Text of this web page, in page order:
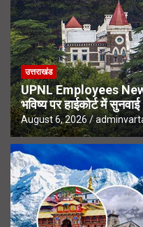
उत्तराखंड
UPNL Employees
भविष्य पर हाईकोर्ट में सुनवाई
August 6, 2026